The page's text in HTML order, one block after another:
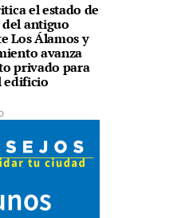
el estado de
antiguo
Los Álamos y
avanza
privado para
edificio